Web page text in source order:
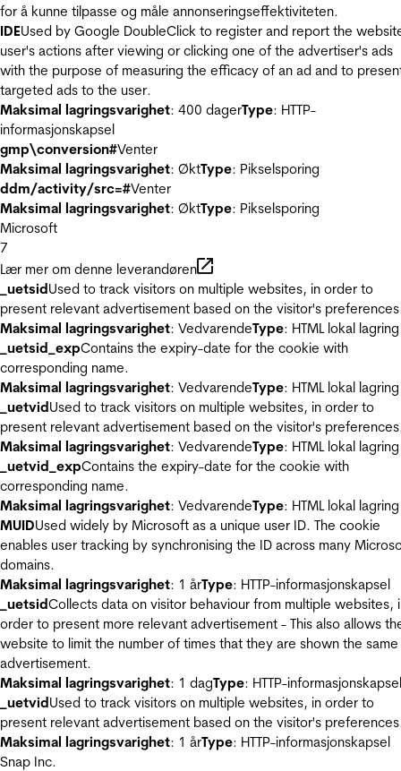
for å kunne tilpasse og måle annonseringseffektiviteten.
IDEUsed by Google DoubleClick to register and report the
user's actions after viewing or clicking one of the advertiser's ads
with the purpose of measuring the efficacy of an ad and to
targeted ads to the user.
Maksimal lagringsvarighet: 400 dagerType: HTTP-
informasjonskapsel
gmp\conversion#Venter
Maksimal lagringsvarighet: ØktType: Pikselsporing
ddm/activity/src=#Venter
Maksimal lagringsvarighet: ØktType: Pikselsporing
Microsoft
7
Lær mer om denne leverandøren
_uetsidUsed to track visitors on multiple websites, in order to
present relevant advertisement based on the visitor's
Maksimal lagringsvarighet: VedvarendeType: HTML lokal lagring
_uetsid_expContains the expiry-date for the cookie with
corresponding name.
Maksimal lagringsvarighet: VedvarendeType: HTML lokal lagring
_uetvidUsed to track visitors on multiple websites, in order to
present relevant advertisement based on the visitor's
Maksimal lagringsvarighet: VedvarendeType: HTML lokal lagring
_uetvid_expContains the expiry-date for the cookie with
corresponding name.
Maksimal lagringsvarighet: VedvarendeType: HTML lokal lagring
MUIDUsed widely by Microsoft as a unique user ID. The cookie
enables user tracking by synchronising the ID across many
domains.
Maksimal lagringsvarighet: 1 årType: HTTP-informasjonskapsel
_uetsidCollects data on visitor behaviour from multiple websites,
order to present more relevant advertisement - This also allows
website to limit the number of times that they are shown the same
advertisement.
Maksimal lagringsvarighet: 1 dagType: HTTP-informasjonskapsel
_uetvidUsed to track visitors on multiple websites, in order to
present relevant advertisement based on the visitor's
Maksimal lagringsvarighet: 1 årType: HTTP-informasjonskapsel
Snap Inc.